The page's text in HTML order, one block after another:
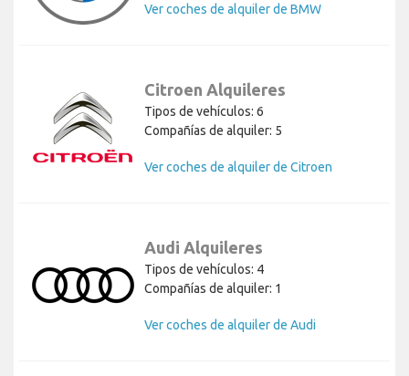
Ver coches de alquiler de BMW
Citroen Alquileres
Tipos de vehículos: 6
Compañías de alquiler: 5
Ver coches de alquiler de Citroen
Audi Alquileres
Tipos de vehículos: 4
Compañías de alquiler: 1
Ver coches de alquiler de Audi